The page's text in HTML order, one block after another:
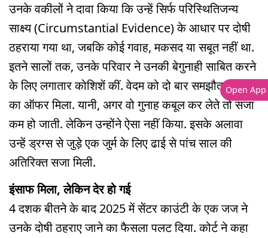
उनके वकीलों ने दावा किया कि उन्हें सिर्फ परिस्थितिजन्य
साक्ष्य (Circumstantial Evidence) के आधार पर दोषी
ठहराया गया था, जबकि कोई गवाह, मकसद या सबूत नहीं था.
इतने सालों तक, उनके परिवार ने उनकी बेगुनाही साबित करने
के लिए लगातार कोशिशें कीं. वेदम को दो बार समझौता करने
का ऑफर मिला. यानी, अगर वो गुनाह कबूल कर लेते तो सजा
कम हो जाती. लेकिन उन्होंने ऐसा नहीं किया. इसके अलावा
उन्हें ड्रग्स से जुड़े एक जुर्म के लिए ढाई से पांच साल की
अतिरिक्त सजा मिली.
इंसाफ मिला, लेकिन देर हो गई
4 दशक बीतने के बाद 2025 में सेंटर काउंटी के एक जज ने
उनके दोषी ठहराए जाने का फैसला पलट दिया. कोर्ट ने कहा
Open App